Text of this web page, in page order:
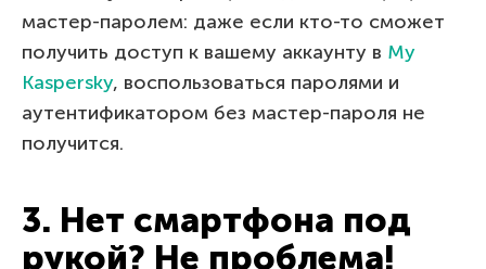
мастер-паролем: даже если кто-то сможет
получить доступ к вашему аккаунту в My
Kaspersky, воспользоваться паролями и
аутентификатором без мастер-пароля не
получится.
3. Нет смартфона под
рукой? Не проблема!